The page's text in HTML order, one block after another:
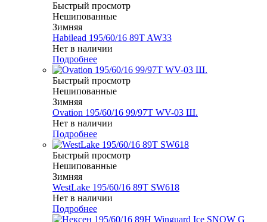
Быстрый просмотр
Нешипованные
Зимняя
Habilead 195/60/16 89T AW33
Нет в наличии
Подробнее
Быстрый просмотр
Нешипованные
Зимняя
Ovation 195/60/16 99/97T WV-03 Ш.
Нет в наличии
Подробнее
Быстрый просмотр
Нешипованные
Зимняя
WestLake 195/60/16 89T SW618
Нет в наличии
Подробнее